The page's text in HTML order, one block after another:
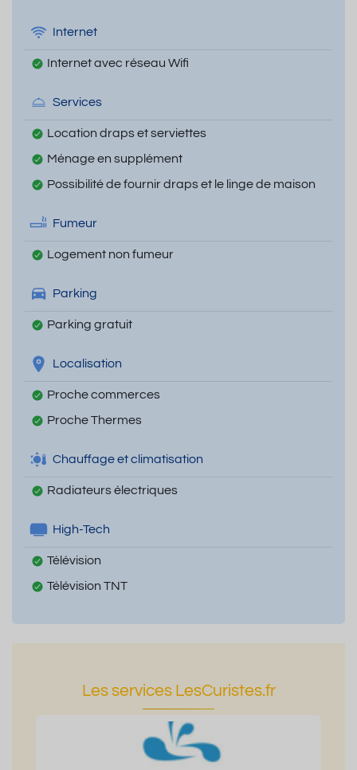
Internet
Internet avec réseau Wifi
Services
Location draps et serviettes
Ménage en supplément
Possibilité de fournir draps et le linge de maison
Fumeur
Logement non fumeur
Parking
Parking gratuit
Localisation
Proche commerces
Proche Thermes
Chauffage et climatisation
Radiateurs électriques
High-Tech
Télévision
Télévision TNT
Les services LesCuristes.fr